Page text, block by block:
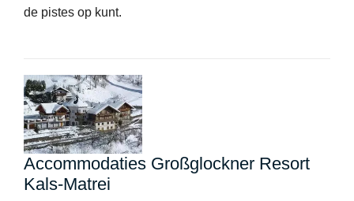
de pistes op kunt.
Accommodaties Großglockner Resort
Kals-Matrei